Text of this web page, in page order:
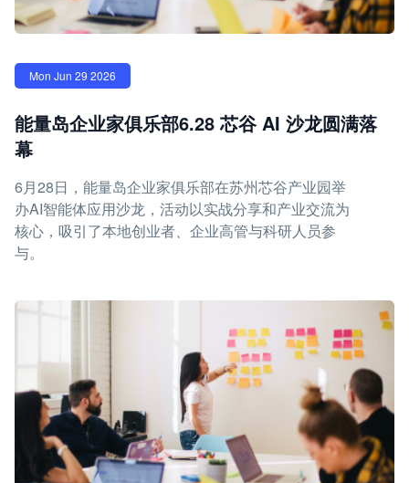
Mon Jun 29 2026
能量岛企业家俱乐部6.28 芯谷 AI 沙龙圆满落
幕
6月28日，能量岛企业家俱乐部在苏州芯谷产业园举
办AI智能体应用沙龙，活动以实战分享和产业交流为
核心，吸引了本地创业者、企业高管与科研人员参
与。